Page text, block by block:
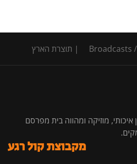
Broadcasts /
איכותי, מוזיקה ומהווה בית מפרסם
מקבוצת קול רגע